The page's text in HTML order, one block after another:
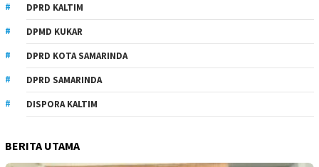
DPRD KALTIM
DPMD KUKAR
DPRD KOTA SAMARINDA
DPRD SAMARINDA
DISPORA KALTIM
BERITA UTAMA